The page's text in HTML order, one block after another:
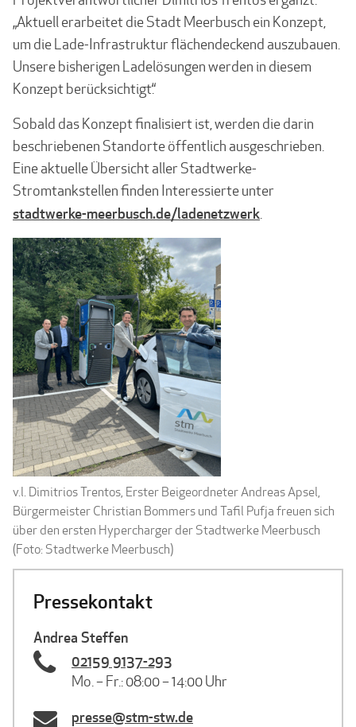
„Aktuell erarbeitet die Stadt Meerbusch ein Konzept,
um die Lade-Infrastruktur flächendeckend auszubauen.
Unsere bisherigen Ladelösungen werden in diesem
Konzept berücksichtigt.“
Sobald das Konzept finalisiert ist, werden die darin
beschriebenen Stand­orte öffentlich ausgeschrieben.
Eine aktuelle Übersicht aller Stadtwerke-
Stromtankstellen finden Interessierte unter
stadtwerke-meerbusch.de/ladenetzwerk.
v.l. Dimitrios Trentos, Erster Beigeordneter Andreas Apsel,
Bürgermeister Christian Bommers und Tafil Pufja freuen sich
über den ersten Hypercharger der Stadtwerke Meerbusch
(Foto: Stadtwerke Meerbusch)
Pressekontakt
Andrea Steffen
02159 9137-293
Mo. – Fr.: 08:00 – 14:00 Uhr
presse@stm-stw.de